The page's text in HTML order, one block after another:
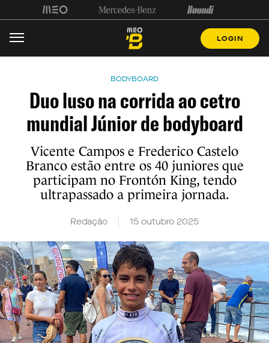
LOGIN
BODYBOARD
Duo luso na corrida ao cetro
mundial Júnior de bodyboard
Vicente Campos e Frederico Castelo
Branco estão entre os 40 juniores que
participam no Frontón King, tendo
ultrapassado a primeira jornada.
Redação 15 outubro 2025